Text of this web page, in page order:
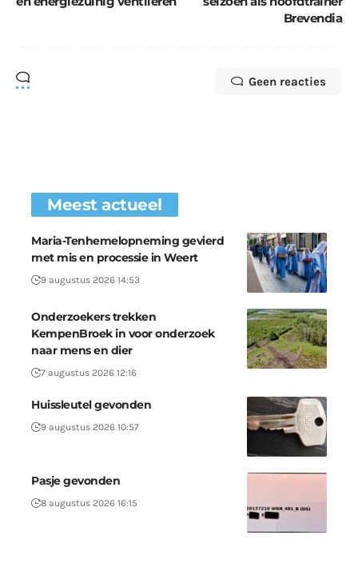
Brevendia
Geen reacties
Meest actueel
Maria-Tenhemelopneming gevierd
met mis en processie in Weert
9 augustus 2026 14:53
Onderzoekers trekken
KempenBroek in voor onderzoek
naar mens en dier
7 augustus 2026 12:16
Huissleutel gevonden
9 augustus 2026 10:57
Pasje gevonden
8 augustus 2026 16:15